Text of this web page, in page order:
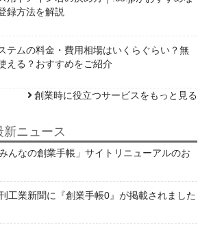
録方法を解説
テムの料金・費用相場はいくらぐらい？無
える？おすすめをご紹介
創業時に役立つサービスをもっと見る
ニュース
みんなの創業手帳」サイトリニューアルのお
工業新聞に『創業手帳0』が掲載されました